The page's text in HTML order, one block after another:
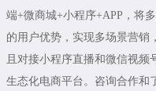
端+微商城+小程序+APP，将
的用户优势，实现多场景营销
且对接小程序直播和微信视
生态化电商平台。咨询合作和